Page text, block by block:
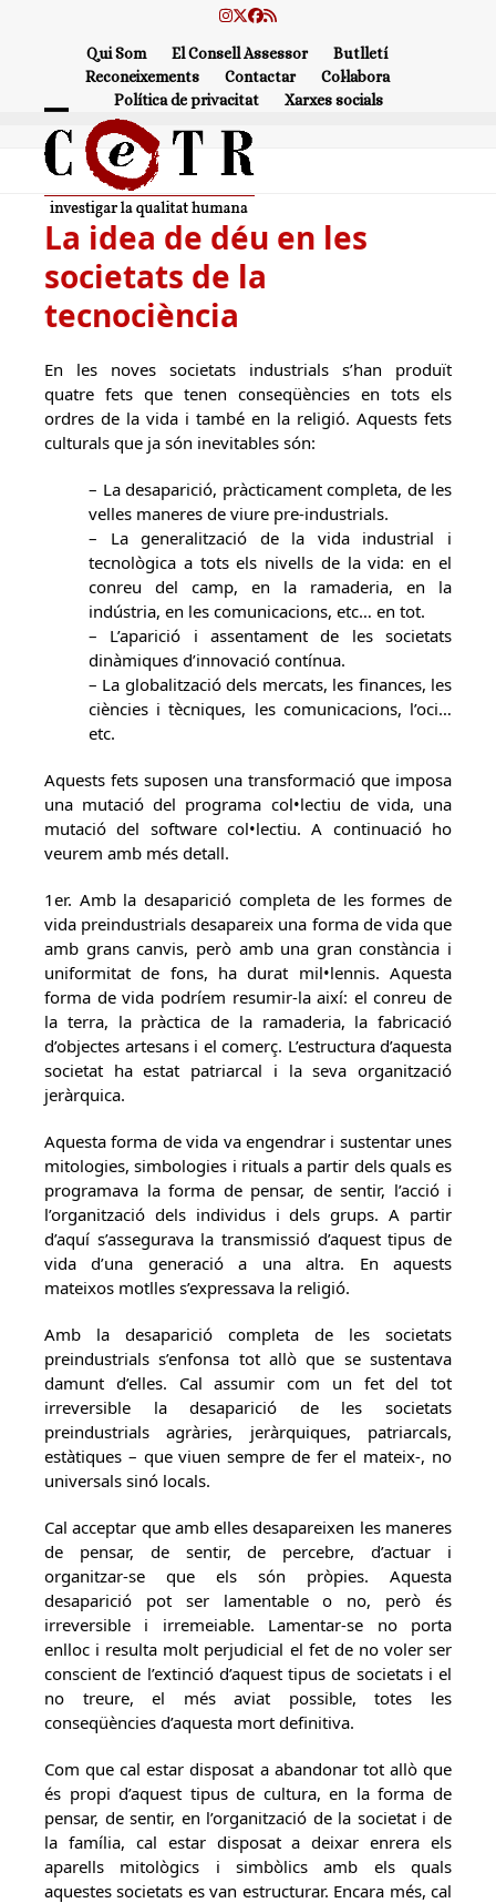
Instagram
Twitter
Facebook
RSS
Qui Som El Consell Assessor
Butlletí
Reconeixements
Contactar
Col·labora
Política de privacitat
Xarxes socials
Open
mobile
menu
Close
mobile
menu
La idea de déu en les
societats de la
tecnociència
En les noves societats industrials s’han produït
quatre fets que tenen conseqüències en tots els
ordres de la vida i també en la religió. Aquests fets
culturals que ja són inevitables són:
– La desaparició, pràcticament completa, de les
velles maneres de viure pre-industrials.
– La generalització de la vida industrial i
tecnològica a tots els nivells de la vida: en el
conreu del camp, en la ramaderia, en la
indústria, en les comunicacions, etc… en tot.
– L’aparició i assentament de les societats
dinàmiques d’innovació contínua.
– La globalització dels mercats, les finances, les
ciències i tècniques, les comunicacions, l’oci…
etc.
Aquests fets suposen una transformació que imposa
una mutació del programa col•lectiu de vida, una
mutació del software col•lectiu. A continuació ho
veurem amb més detall.
1er. Amb la desaparició completa de les formes de
vida preindustrials desapareix una forma de vida que
amb grans canvis, però amb una gran constància i
uniformitat de fons, ha durat mil•lennis. Aquesta
forma de vida podríem resumir-la així: el conreu de
la terra, la pràctica de la ramaderia, la fabricació
d’objectes artesans i el comerç. L’estructura d’aquesta
societat ha estat patriarcal i la seva organització
jeràrquica.
Aquesta forma de vida va engendrar i sustentar unes
mitologies, simbologies i rituals a partir dels quals es
programava la forma de pensar, de sentir, l’acció i
l’organització dels individus i dels grups. A partir
d’aquí s’assegurava la transmissió d’aquest tipus de
vida d’una generació a una altra. En aquests
mateixos motlles s’expressava la religió.
Amb la desaparició completa de les societats
preindustrials s’enfonsa tot allò que se sustentava
damunt d’elles. Cal assumir com un fet del tot
irreversible la desaparició de les societats
preindustrials agràries, jeràrquiques, patriarcals,
estàtiques – que viuen sempre de fer el mateix-, no
universals sinó locals.
Cal acceptar que amb elles desapareixen les maneres
de pensar, de sentir, de percebre, d’actuar i
organitzar-se que els són pròpies. Aquesta
desaparició pot ser lamentable o no, però és
irreversible i irremeiable. Lamentar-se no porta
enlloc i resulta molt perjudicial el fet de no voler ser
conscient de l’extinció d’aquest tipus de societats i el
no treure, el més aviat possible, totes les
conseqüències d’aquesta mort definitiva.
Com que cal estar disposat a abandonar tot allò que
és propi d’aquest tipus de cultura, en la forma de
pensar, de sentir, en l’organització de la societat i de
la família, cal estar disposat a deixar enrera els
aparells mitològics i simbòlics amb els quals
aquestes societats es van estructurar. Encara més, cal